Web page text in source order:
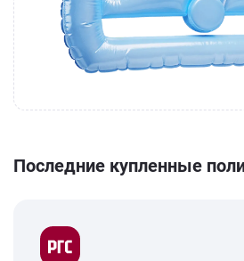
Последние купленные